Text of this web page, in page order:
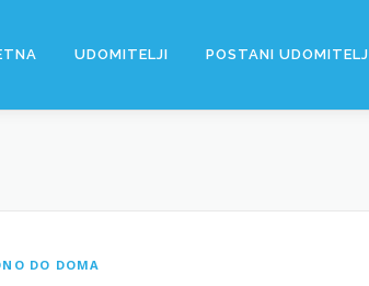
UDOMITELJI POSTANI UDOMITELJ
DO DOMA